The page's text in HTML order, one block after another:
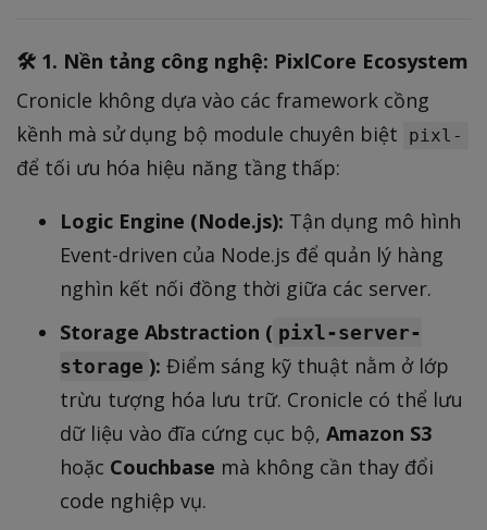
🛠️ 1. Nền tảng công nghệ: PixlCore Ecosystem
Cronicle không dựa vào các framework cồng
kềnh mà sử dụng bộ module chuyên biệt
pixl-
để tối ưu hóa hiệu năng tầng thấp:
Logic Engine (Node.js): Tận dụng mô hình
Event-driven của Node.js để quản lý hàng
nghìn kết nối đồng thời giữa các server.
Storage Abstraction ( pixl-server-
storage ): Điểm sáng kỹ thuật nằm ở lớp
trừu tượng hóa lưu trữ. Cronicle có thể lưu
dữ liệu vào đĩa cứng cục bộ, Amazon S3
hoặc Couchbase mà không cần thay đổi
code nghiệp vụ.